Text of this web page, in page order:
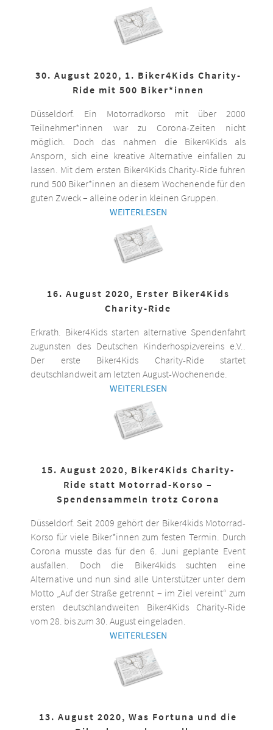
30. August 2020, 1. Biker4Kids Charity-
Ride mit 500 Biker*innen
Düsseldorf. Ein Motorradkorso mit über 2000
Teilnehmer*innen war zu Corona-Zeiten nicht
möglich. Doch das nahmen die Biker4Kids als
Ansporn, sich eine kreative Alternative einfallen zu
lassen. Mit dem ersten Biker4Kids Charity-Ride fuhren
rund 500 Biker*innen an diesem Wochenende für den
guten Zweck – alleine oder in kleinen Gruppen.
WEITERLESEN
16. August 2020, Erster Biker4Kids
Charity-Ride
Erkrath. Biker4Kids starten alternative Spendenfahrt
zugunsten des Deutschen Kinderhospizvereins e.V..
Der erste Biker4Kids Charity-Ride startet
deutschlandweit am letzten August-Wochenende.
WEITERLESEN
15. August 2020, Biker4Kids Charity-
Ride statt Motorrad-Korso –
Spendensammeln trotz Corona
Düsseldorf. Seit 2009 gehört der Biker4kids Motorrad-
Korso für viele Biker*innen zum festen Termin. Durch
Corona musste das für den 6. Juni geplante Event
ausfallen. Doch die Biker4kids suchten eine
Alternative und nun sind alle Unterstützer unter dem
Motto „Auf der Straße getrennt – im Ziel vereint“ zum
ersten deutschlandweiten Biker4Kids Charity-Ride
vom 28. bis zum 30. August eingeladen.
WEITERLESEN
13. August 2020, Was Fortuna und die